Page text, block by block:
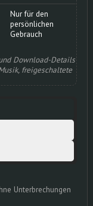
Download-Details
freigeschaltete
Nur für den
persönlichen
Gebrauch
Unterbrechungen